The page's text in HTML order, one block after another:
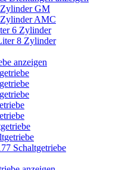
GM
AMC
6 Zylinder
8 Zylinder
anzeigen
Schaltgetriebe